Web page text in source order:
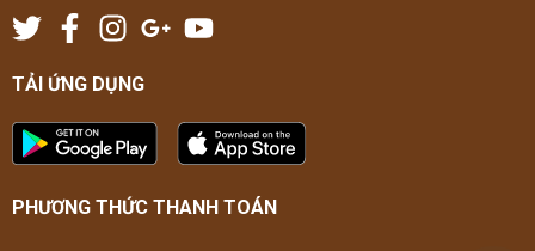
TẢI ỨNG DỤNG
PHƯƠNG THỨC THANH TOÁN